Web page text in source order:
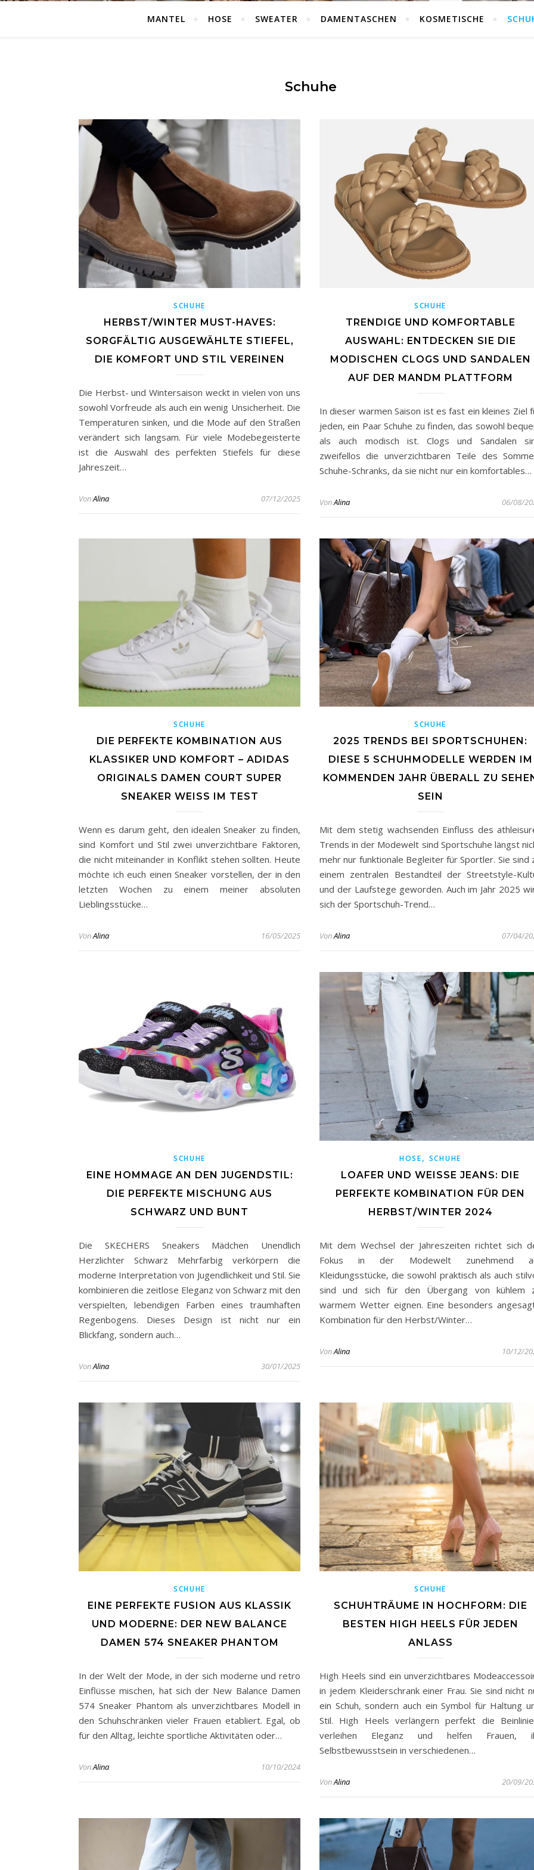
MANTEL HOSE SWEATER DAMENTASCHEN KOSMETISCHE
Schuhe
SCHUHE
HERBST/WINTER MUST-HAVES:
SORGFÄLTIG AUSGEWÄHLTE STIEFEL,
DIE KOMFORT UND STIL VEREINEN
Die Herbst- und Wintersaison weckt in vielen von uns
sowohl Vorfreude als auch ein wenig Unsicherheit. Die
Temperaturen sinken, und die Mode auf den Straßen
verändert sich langsam. Für viele Modebegeisterte
ist die Auswahl des perfekten Stiefels für diese
Jahreszeit…
VonAlina 07/12/2025
SCHUHE
TRENDIGE UND KOMFORTABLE
AUSWAHL: ENTDECKEN SIE DIE
MODISCHEN CLOGS UND SANDALEN
AUF DER MANDM PLATTFORM
In dieser warmen Saison ist es fast ein kleines Ziel
jeden, ein Paar Schuhe zu finden, das sowohl
als auch modisch ist. Clogs und Sandalen
zweifellos die unverzichtbaren Teile des
Schuhe-Schranks, da sie nicht nur ein komfortables…
VonAlina 06/08/
SCHUHE
DIE PERFEKTE KOMBINATION AUS
KLASSIKER UND KOMFORT – ADIDAS
ORIGINALS DAMEN COURT SUPER
SNEAKER WEISS IM TEST
Wenn es darum geht, den idealen Sneaker zu finden,
sind Komfort und Stil zwei unverzichtbare Faktoren,
die nicht miteinander in Konflikt stehen sollten. Heute
möchte ich euch einen Sneaker vorstellen, der in den
letzten Wochen zu einem meiner absoluten
Lieblingsstücke…
VonAlina 16/05/2025
SCHUHE
2025 TRENDS BEI SPORTSCHUHEN:
DIESE 5 SCHUHMODELLE WERDEN IM
KOMMENDEN JAHR ÜBERALL ZU
SEIN
Mit dem stetig wachsenden Einfluss des
Trends in der Modewelt sind Sportschuhe längst
mehr nur funktionale Begleiter für Sportler. Sie sind
einem zentralen Bestandteil der Streetstyle-
und der Laufstege geworden. Auch im Jahr 2025
sich der Sportschuh-Trend…
VonAlina 07/04/
SCHUHE
EINE HOMMAGE AN DEN JUGENDSTIL:
DIE PERFEKTE MISCHUNG AUS
SCHWARZ UND BUNT
Die SKECHERS Sneakers Mädchen Unendlich
Herzlichter Schwarz Mehrfarbig verkörpern die
moderne Interpretation von Jugendlichkeit und Stil. Sie
kombinieren die zeitlose Eleganz von Schwarz mit den
verspielten, lebendigen Farben eines traumhaften
Regenbogens. Dieses Design ist nicht nur ein
Blickfang, sondern auch…
VonAlina 30/01/2025
HOSE, SCHUHE
LOAFER UND WEISSE JEANS: DIE P
ERFEKTE KOMBINATION FÜR DEN H
ERBST/WINTER 2024
Mit dem Wechsel der Jahreszeiten richtet sich
Fokus in der Modewelt zunehmend
Kleidungsstücke, die sowohl praktisch als auch
sind und sich für den Übergang von kühlem
warmem Wetter eignen. Eine besonders
Kombination für den Herbst/Winter…
VonAlina 10/12/
SCHUHE
EINE PERFEKTE FUSION AUS KLASSIK
UND MODERNE: DER NEW BALANCE
DAMEN 574 SNEAKER PHANTOM
In der Welt der Mode, in der sich moderne und retro
Einflüsse mischen, hat sich der New Balance Damen
574 Sneaker Phantom als unverzichtbares Modell in
den Schuhschränken vieler Frauen etabliert. Egal, ob
für den Alltag, leichte sportliche Aktivitäten oder…
VonAlina 10/10/2024
SCHUHE
SCHUHTRÄUME IN HOCHFORM: DIE
BESTEN HIGH HEELS FÜR JEDEN
ANLASS
High Heels sind ein unverzichtbares
in jedem Kleiderschrank einer Frau. Sie sind nicht
ein Schuh, sondern auch ein Symbol für Haltung
Stil. High Heels verlängern perfekt die
verleihen Eleganz und helfen Frauen,
Selbstbewusstsein in verschiedenen…
VonAlina 20/09/